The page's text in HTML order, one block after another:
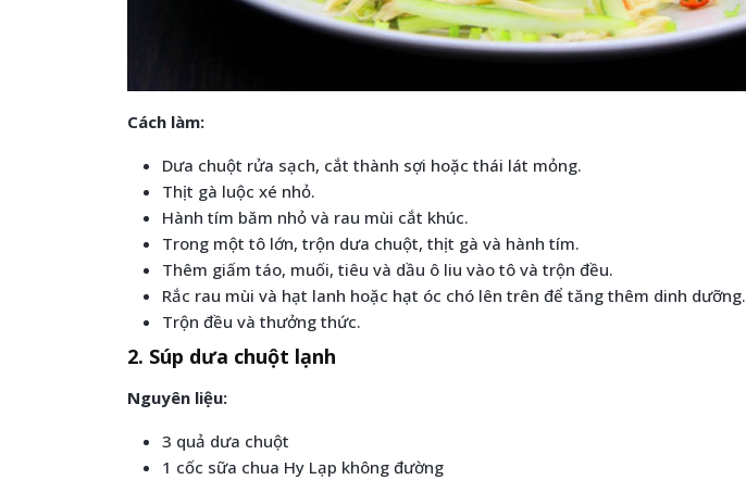
Cách làm:
Dưa chuột rửa sạch, cắt thành sợi hoặc thái lát mỏng.
Thịt gà luộc xé nhỏ.
Hành tím băm nhỏ và rau mùi cắt khúc.
Trong một tô lớn, trộn dưa chuột, thịt gà và hành tím.
Thêm giấm táo, muối, tiêu và dầu ô liu vào tô và trộn đều.
Rắc rau mùi và hạt lanh hoặc hạt óc chó lên trên để tăng thêm dinh dưỡng.
Trộn đều và thưởng thức.
2. Súp dưa chuột lạnh
Nguyên liệu:
3 quả dưa chuột
1 cốc sữa chua Hy Lạp không đường